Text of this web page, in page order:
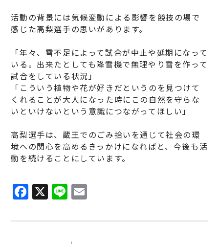
活動の背景には気候変動による影響を競技の場で
感じた高梨選手の思いがあります。
「年々、雪不足によって試合が中止や延期になって
いる。出来たとしても降雪機で無理やり雪を作って
試合をしている状況」
「こういう植物や花が好きだというのを見つけて
くれることが大人になった時にこの自然を守らな
いといけないという意識につながってほしい」
高梨選手は、蔵王でのごみ拾いを通じて社会の環
境への関心を高めるきっかけになればと、今後も活
動を続けることにしています。
F
a
X Li
n